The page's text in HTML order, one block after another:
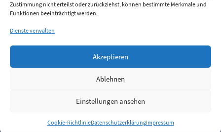
Zustimmung nicht erteilst oder zurückziehst, können bestimmte Merkmale und
Funktionen beeinträchtigt werden.
Dienste verwalten
Akzeptieren
Ablehnen
Einstellungen ansehen
Cookie-RichtlinieDatenschutzerklärungImpressum
Anmelden
Jobs Partner FAQ Quellen